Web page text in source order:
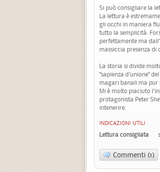
Si può consigliare la
La lettura è
gli occhi in maniera
tutto la semplicità.
perfettamente ma
massiccia presenza
La storia si divide
"sapienza d'unione"
magari banali ma pur
Mi è molto piaciuto
protagonista Peter
intenerire.
INDICAZIONI UTILI
Lettura consigliata
Commenti (1)